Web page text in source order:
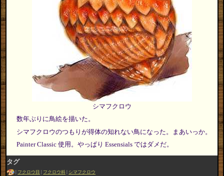
シマフクロウ
数年ぶりに鳥絵を描いた。
シマフクロウのつもりが得体の知れない鳥になった。まあいっか。
Painter Classic 使用。やっぱり Essensials ではダメだ。
タグ
フクロウ目 フクロウ科 シマフクロウ